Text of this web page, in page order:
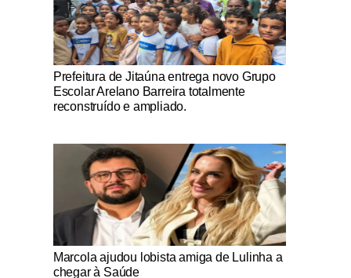
Notícias Católicas
Prefeitura de Jitaúna entrega novo Grupo
Escolar Arelano Barreira totalmente
reconstruído e ampliado.
Notícias Católicas
Marcola ajudou lobista amiga de Lulinha a
chegar à Saúde